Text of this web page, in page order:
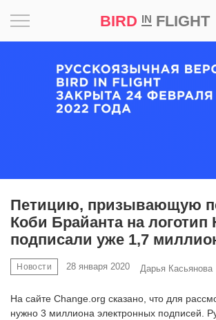
BIRD INFLIGHT
Петицию, призывающую
Коби Брайанта на логотип
подписали уже 1,7
Новости 28 января 2020 Дарья Касьянова
На сайте Change.org сказано, что для
нужно 3 миллиона электронных подписей.